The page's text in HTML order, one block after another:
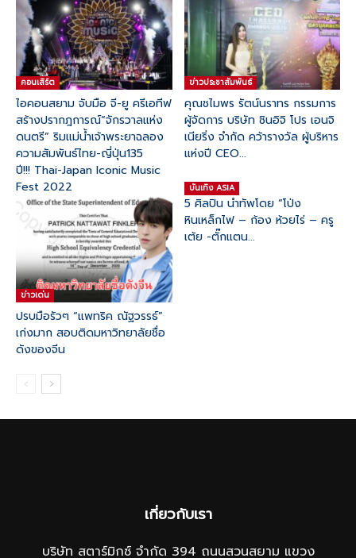
คอนเสิร์ต
ไอคอนสยาม จับมือ จี-ยู ครีเอทีฟ
สร้างปรากฎการณ์“จักรวาลแห่ง
ดนตรี” ริมแม่น้ำเจ้าพระยาฉลอง
ความสัมพันธ์ไทย-ญี่ปุ่น135
ปี!!! Thai-Japan Iconic Music
Fest 2022
ข่าวประชาสัมพันธ์
คุณชไมพร​ รัตน์​นรา​ทร​ กรรมการ​
ผู้จัดการ บริษัท​ ชินอิจิ​ โปร​ เอน​จิ
เนีย​ริ่ง​ จำกัด คว้ารางวัล ผู้บริหาร
แห่งปี CEO...
ข่าวเด่น
ปรบมือรัวๆ “แพทริค ณัฐวรรธ์”
เก่งมาก สอบติดมหาวิทยาลัยชื่อ
ดังของจีน
บันเทิง ASIA
5 ศิลปิน นำทัพโดย “โป่ง
หินเหล็กไฟ – ก้อง ห้วยไร่ – ครู
เต้ย -ตั๊กแตน...
เกี่ยวกับเรา
บริษัท สตาร์มิกซ์ จำกัด 394 ถนนสวนสยาม แขวง